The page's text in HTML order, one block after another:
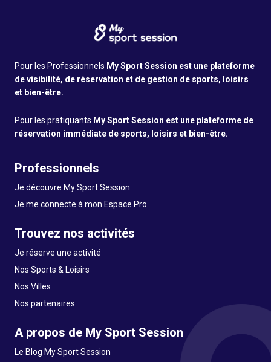
Pour les Professionnels My Sport Session est une plateforme
de visibilité, de réservation et de gestion de sports, loisirs
et bien-être.
Pour les pratiquants My Sport Session est une plateforme de
réservation immédiate de sports, loisirs et bien-être.
Professionnels
Je découvre My Sport Session
Je me connecte à mon Espace Pro
Trouvez nos activités
Je réserve une activité
Nos Sports & Loisirs
Nos Villes
Nos partenaires
A propos de My Sport Session
Le Blog My Sport Session